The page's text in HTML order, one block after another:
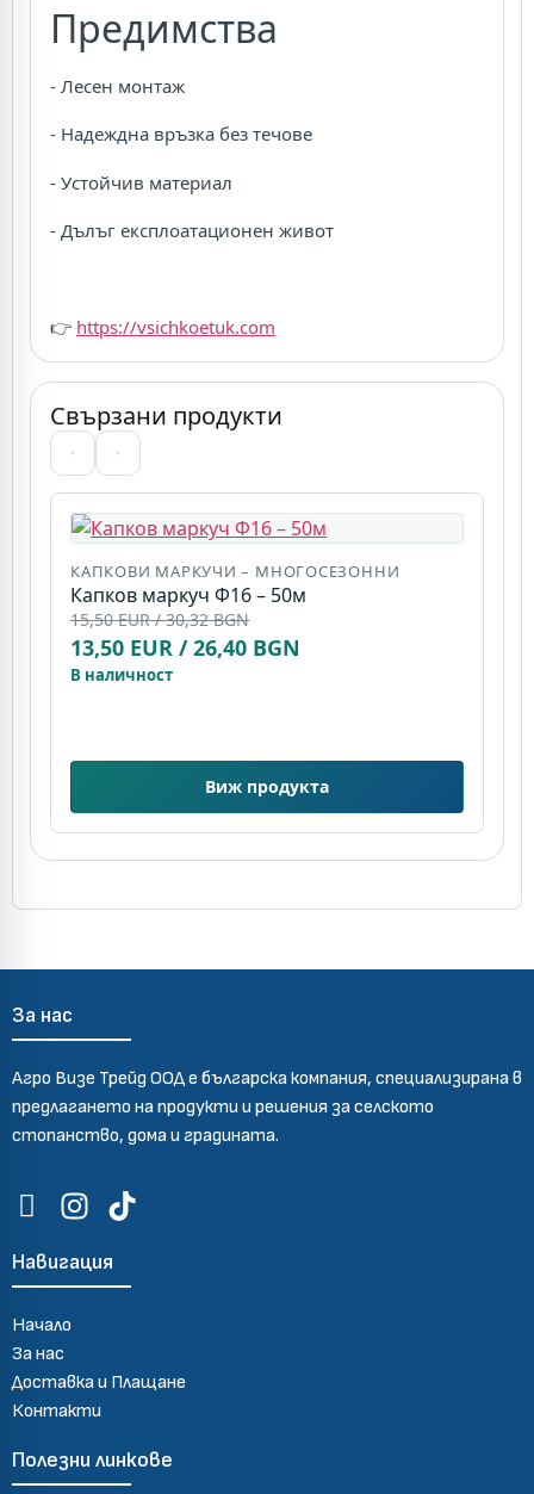
Предимства
- Лесен монтаж
- Надеждна връзка без течове
- Устойчив материал
- Дълъг експлоатационен живот
👉 https://vsichkoetuk.com
Свързани продукти
КАПКОВИ МАРКУЧИ – МНОГОСЕЗОННИ
Капков маркуч Ф16 – 50м
15,50 EUR / 30,32 BGN
13,50 EUR / 26,40 BGN
В наличност
Виж продукта
За нас
Агро Визе Трейд ООД е българска компания, специализирана в
предлагането на продукти и решения за селското
стопанство, дома и градината.
Навигация
Начало
За нас
Доставка и Плащане
Контакти
Полезни линкове